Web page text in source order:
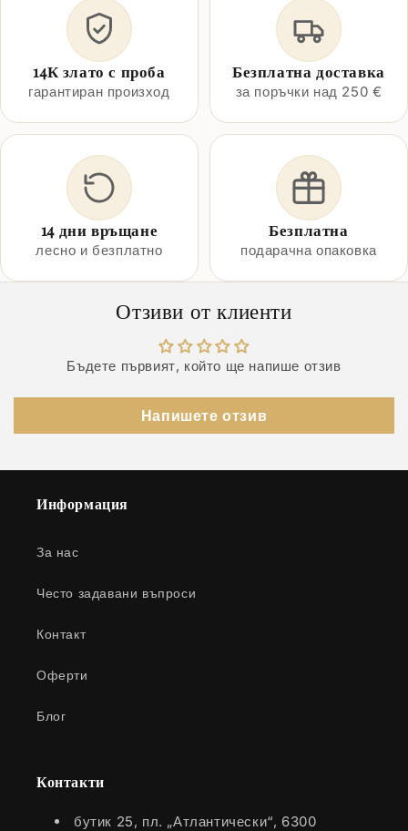
14К злато с проба
гарантиран произход
Безплатна доставка
за поръчки над 250 €
14 дни връщане
лесно и безплатно
Безплатна
подарачна опаковка
Отзиви от клиенти
Бъдете първият, който ще напише отзив
Напишете отзив
Информация
За нас
Често задавани въпроси
Контакт
Оферти
Блог
Контакти
бутик 25, пл. „Атлантически“, 6300